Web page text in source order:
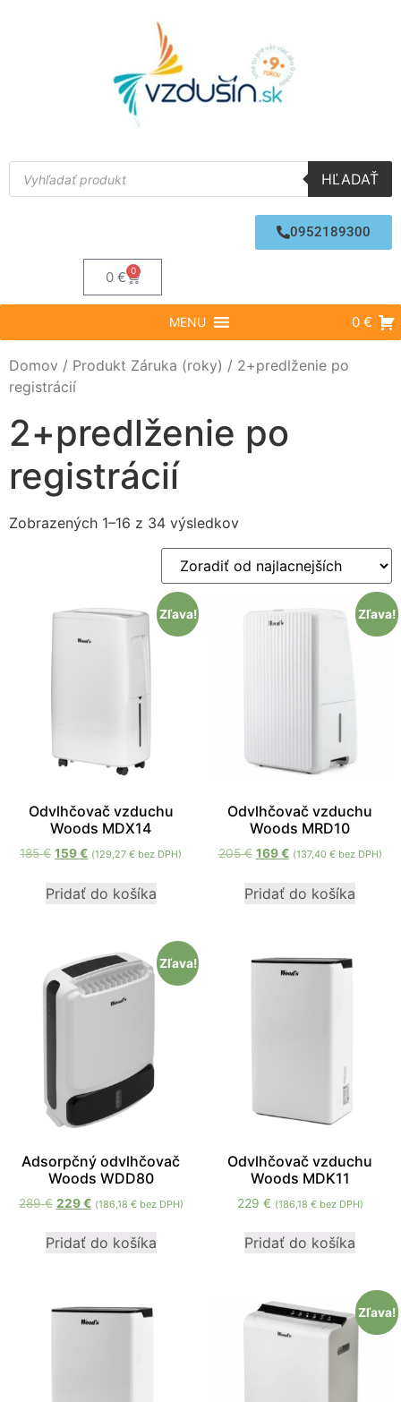
HĽADAŤ
0952189300
0€ 0
MENU 0 €
Domov / Produkt Záruka (roky) / 2+predlženie po
registrácií
2+predlženie po
registrácií
Zobrazených 1–16 z 34 výsledkov
Zľava!
Odvlhčovač vzduchu
Woods MDX14
185€ 159€ (129,27€ bez DPH)
Pridať do košíka
Zľava!
Odvlhčovač vzduchu
Woods MRD10
205€ 169€ (137,40 €bez DPH)
Pridať do košíka
Zľava!
Adsorpčný odvlhčovač
Woods WDD80
289€ 229€ (186,18 €bez DPH)
Pridať do košíka
Odvlhčovač vzduchu
Woods MDK11
229 € (186,18 €bez DPH)
Pridať do košíka
Zľava!
Tieto súbory
cookie nie sú
mohli
zlepšiť
funkčnosť
webovej
používania
website to
perform as well
during your
visit. If you
refuse these
functionality will
Marketing